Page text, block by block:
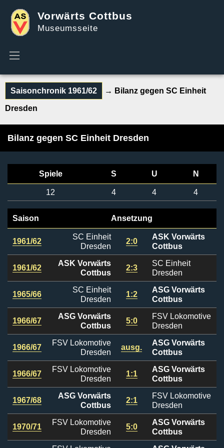
Vorwärts Cottbus
Museumsseite
Saisonchronik 1961/62 → Bilanz gegen SC Einheit
Dresden
Bilanz gegen SC Einheit Dresden
Spiele S U N
12 4 4 4
Saison Ansetzung
1961/62
SC Einheit
Dresden
2:0
ASK Vorwärts
Cottbus
1961/62
ASK Vorwärts
Cottbus
2:3
SC Einheit
Dresden
1965/66
SC Einheit
Dresden
1:2
ASG Vorwärts
Cottbus
1966/67
ASG Vorwärts
Cottbus
5:0
FSV Lokomotive
Dresden
1966/67
FSV Lokomotive
Dresden
ausg.
ASG Vorwärts
Cottbus
1966/67
FSV Lokomotive
Dresden
1:1
ASG Vorwärts
Cottbus
1967/68
ASG Vorwärts
Cottbus
2:1
FSV Lokomotive
Dresden
1970/71
FSV Lokomotive
Dresden
5:0
ASG Vorwärts
Cottbus